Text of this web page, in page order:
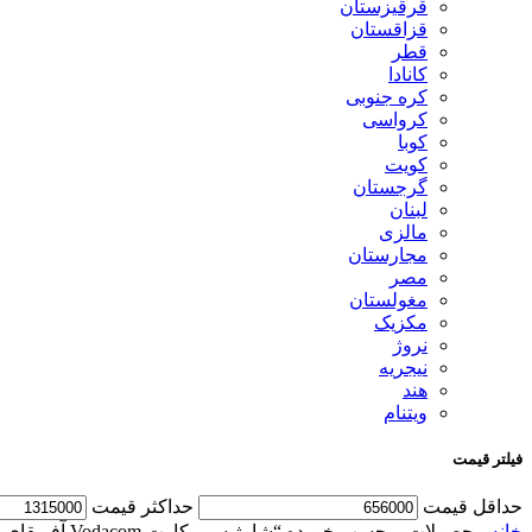
قرقیزستان
قزاقستان
قطر
کانادا
کره جنوبی
کرواسی
کوبا
کویت
گرجستان
لبنان
مالزی
مجارستان
مصر
مغولستان
مکزیک
نروژ
نیجریه
هند
ویتنام
فیلتر قیمت
حداقل قیمت
حداكثر قيمت